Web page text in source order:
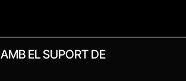
AMB EL SUPORT DE